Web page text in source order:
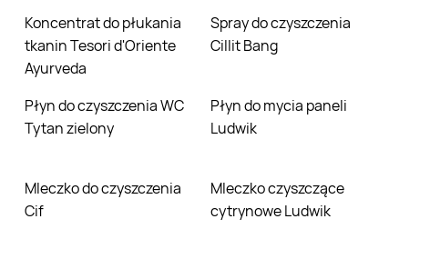
Koncentrat do płukania
tkanin Tesori d'Oriente
Ayurveda
Spray do czyszczenia
Cillit Bang
Płyn do czyszczenia WC
Tytan zielony
Płyn do mycia paneli
Ludwik
Mleczko do czyszczenia
Cif
Mleczko czyszczące
cytrynowe Ludwik